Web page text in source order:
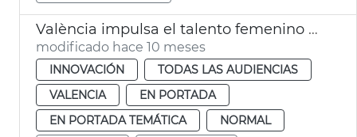
València impulsa el talento femenino STEM Talent Girl
modificado hace 10 meses
INNOVACIÓN
TODAS LAS AUDIENCIAS
VALENCIA
EN PORTADA
EN PORTADA TEMÁTICA
NORMAL